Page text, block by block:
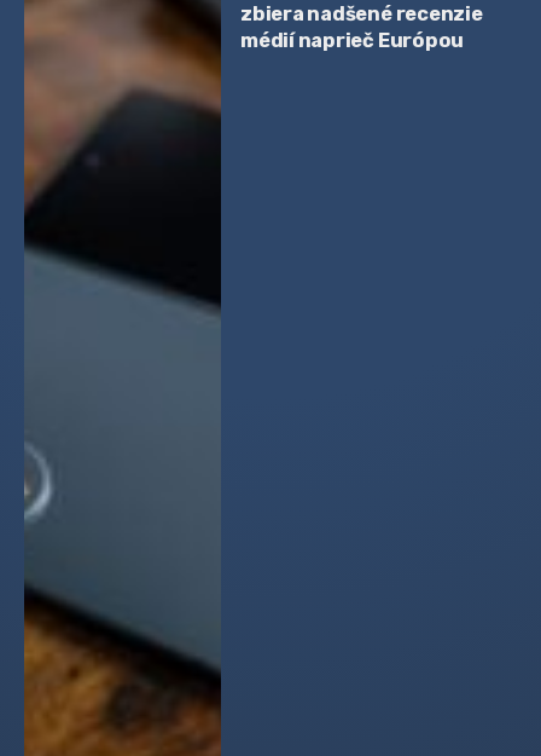
zbiera nadšené recenzie
médií naprieč Európou